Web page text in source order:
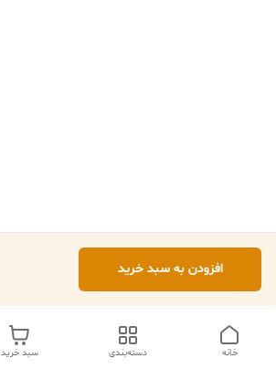
افزودن به سبد خرید
سبد خرید دسته‌بندی خانه